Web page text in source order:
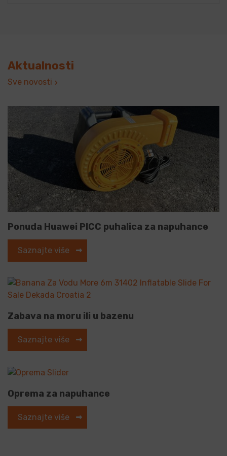
Aktualnosti
Sve novosti
Ponuda Huawei PICC puhalica za napuhance
Saznajte više
Zabava na moru ili u bazenu
Saznajte više
Oprema za napuhance
Saznajte više